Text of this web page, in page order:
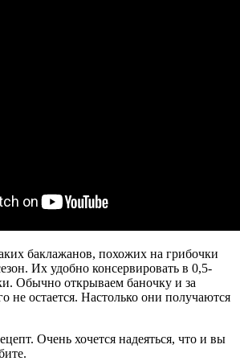
баклажанов, похожих на грибочки
Их удобно консервировать в 0,5-
Обычно открываем баночку и за
не остается. Настолько они получаются
Очень хочется надеяться, что и вы